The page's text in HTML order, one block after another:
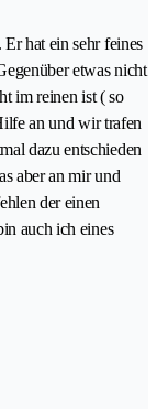
hat ein sehr feines
etwas nicht
im reinen ist ( so
an und wir trafen
dazu entschieden
aber an mir und
der einen
auch ich eines